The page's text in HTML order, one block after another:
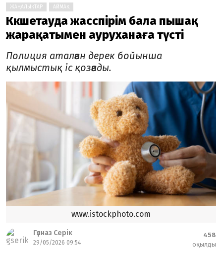
ЖАҢАЛЫҚТАР АЙМАҚ
Көкшетауда жасөспірім бала пышақ
жарақатымен ауруханаға түсті
Полиция аталған дерек бойынша
қылмыстық іс қозғады.
www.istockphoto.com
Гүлназ Серік
29/05/2026 09:54
458
оқылды